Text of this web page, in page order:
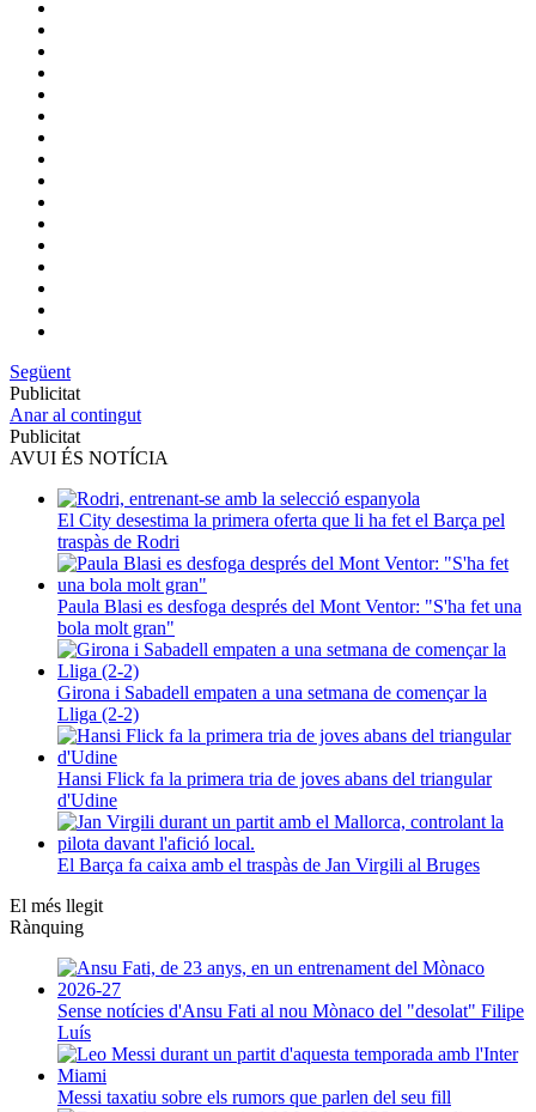
Següent
Publicitat
Anar al contingut
Publicitat
AVUI ÉS NOTÍCIA
El City desestima la primera oferta que li ha fet el Barça pel
traspàs de Rodri
Paula Blasi es desfoga després del Mont Ventor: "S'ha fet una
bola molt gran"
Girona i Sabadell empaten a una setmana de començar la
Lliga (2-2)
Hansi Flick fa la primera tria de joves abans del triangular
d'Udine
El Barça fa caixa amb el traspàs de Jan Virgili al Bruges
El més llegit
Rànquing
Sense notícies d'Ansu Fati al nou Mònaco del "desolat" Filipe
Luís
Messi taxatiu sobre els rumors que parlen del seu fill